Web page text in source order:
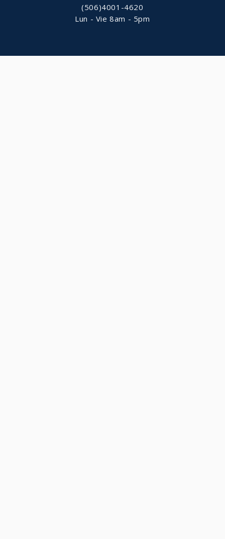
(506)4001-4620
Lun - Vie 8am - 5pm